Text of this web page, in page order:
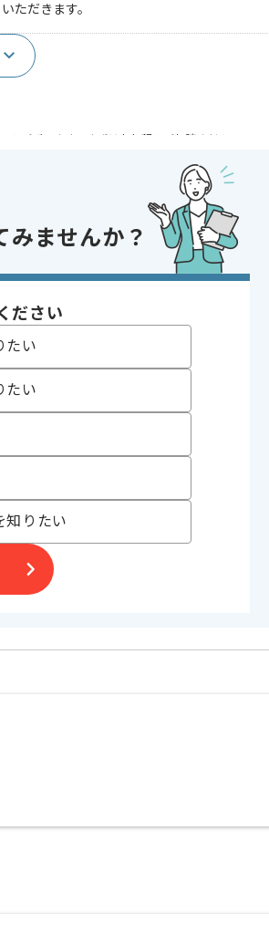
ただきます。
, 外国籍の方も活躍中 , 長期プロジェクト ,
。
みませんか？
ださい
たい
たい
知りたい